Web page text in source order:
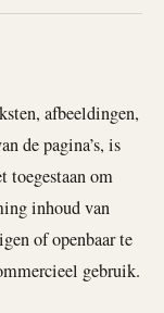
afbeeldingen,
de pagina’s, is
toegestaan om
inhoud van
of openbaar te
gebruik.